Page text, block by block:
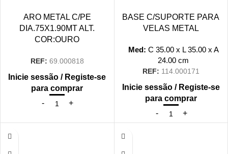
ARO METAL C/PE
DIA.75X1.90MT ALT.
COR:OURO
REF: 69.000818
Inicie sessão / Registe-se
para comprar
BASE C/SUPORTE PARA
VELAS METAL
Med: C 35.00 x L35.00 x A
24.00 cm
REF: 114.000171
Inicie sessão / Registe-se
para comprar